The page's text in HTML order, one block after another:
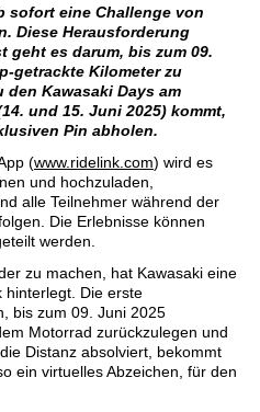
sofort eine Challenge von
Diese Herausforderung
geht es darum, bis zum 09.
getrackte Kilometer zu
den Kawasaki Days am
und 15. Juni 2025) kommt,
Pin abholen.
(www.ridelink.com) wird es
und hochzuladen,
alle Teilnehmer während der
Die Erlebnisse können
werden.
zu machen, hat Kawasaki eine
hinterlegt. Die erste
bis zum 09. Juni 2025
Motorrad zurückzulegen und
Distanz absolviert, bekommt
ein virtuelles Abzeichen, für den